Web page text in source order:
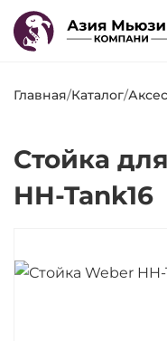
Главная/Каталог/
Стойка
HH-Tank16